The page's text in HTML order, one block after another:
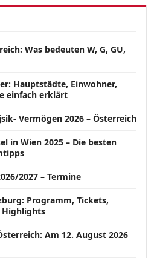
Was bedeuten W, G, GU,
Hauptstädte, Einwohner,
einfach erklärt
Vermögen 2026 – Österreich
in Wien 2025 – Die besten
2027 – Termine
Programm, Tickets,
Highlights
Am 12. August 2026